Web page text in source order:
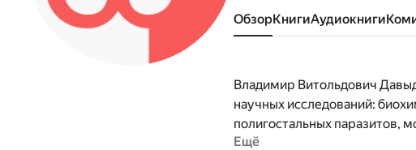
Обзор книги аудиокниги
Владимир Витольдович
научных исследований:
полигостальных паразитов,
хозяин». Автор около 370
Ещё